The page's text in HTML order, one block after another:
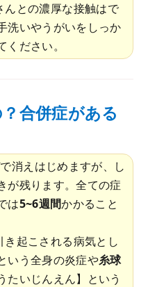
んとの濃厚な接触はで
洗いやうがいをしっか
ください。
合併症がある
で消えはじめますが、し
が残ります。全ての症
は5~6週間かかること
き起こされる病気とし
いう全身の炎症や糸球
たいじんえん】という